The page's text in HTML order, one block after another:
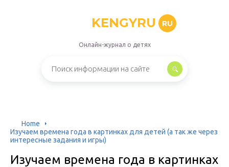
KENGYRU RU
Онлайн-журнал о детях
Home
Изучаем времена года в картинках для детей (а так же через
интересные задания и игры)
Изучаем времена года в картинках